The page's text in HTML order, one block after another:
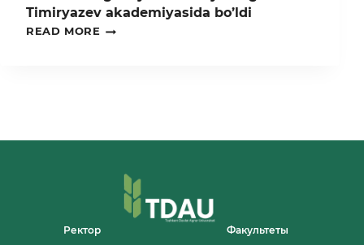
Timiryazev akademiyasida bo’ldi
READ MORE
TDAU
Ректор Факультеты